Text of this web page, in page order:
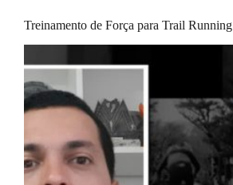
Treinamento de Força para Trail Running